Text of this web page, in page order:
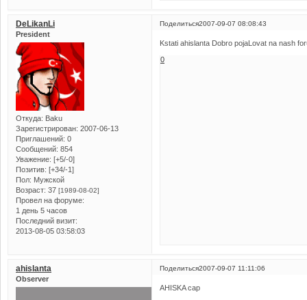
Поделиться2007-09-07 08:08:43
DeLikanLi
President
Откуда: Baku
Зарегистрирован: 2007-06-13
Приглашений: 0
Сообщений: 854
Уважение: [+5/-0]
Позитив: [+34/-1]
Пол: Мужской
Возраст: 37 [1989-08-02]
Провел на форуме:
1 день 5 часов
Последний визит:
2013-08-05 03:58:03
Kstati ahislanta Dobro pojaLovat na nash
0
Поделиться2007-09-07 11:11:06
ahislanta
Observer
AHISKA cap